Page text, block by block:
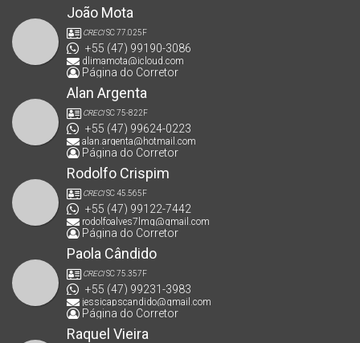
João Mota
CRECISC 77.025F
+55 (47) 99190-3086
dlimamota@icloud.com
Página do Corretor
Alan Argenta
CRECISC 75-822F
+55 (47) 99624-0223
alan.argenta@hotmail.com
Página do Corretor
Rodolfo Crispim
CRECISC 45.565F
+55 (47) 99122-7442
rodolfoalves7lmg@gmail.com
Página do Corretor
Paola Cândido
CRECISC 75.357F
+55 (47) 99231-3983
jessicapscandido@gmail.com
Página do Corretor
Raquel Vieira